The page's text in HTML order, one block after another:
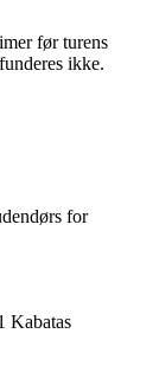
før turens
ikke.
for
Kabatas